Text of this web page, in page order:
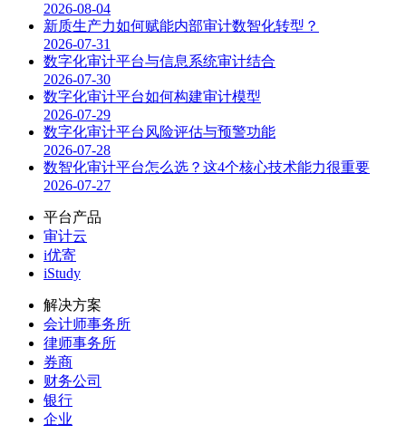
2026-08-04
新质生产力如何赋能内部审计数智化转型？
2026-07-31
数字化审计平台与信息系统审计结合
2026-07-30
数字化审计平台如何构建审计模型
2026-07-29
数字化审计平台风险评估与预警功能
2026-07-28
数智化审计平台怎么选？这4个核心技术能力很重要
2026-07-27
平台产品
审计云
i优寄
iStudy
解决方案
会计师事务所
律师事务所
券商
财务公司
银行
企业